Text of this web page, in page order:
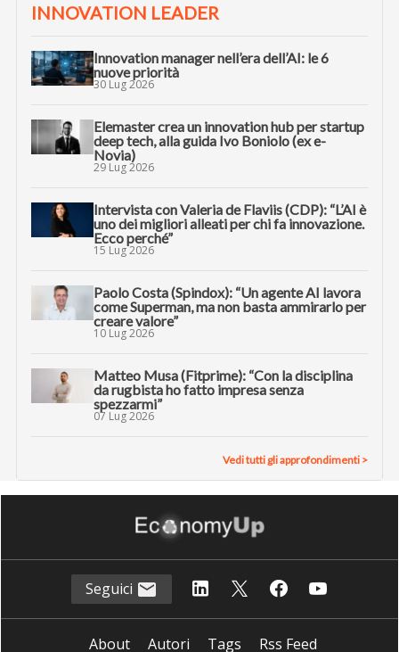
INNOVATION LEADER
Innovation manager nell’era dell’AI: le 6
nuove priorità
30 Lug 2026
Elemaster crea un innovation hub per startup
deep tech, alla guida Ivo Boniolo (ex e-
Novia)
29 Lug 2026
Intervista con Valeria de Flaviis (CDP): “L’AI è
uno dei migliori alleati per chi fa innovazione.
Ecco perché”
15 Lug 2026
Paolo Costa (Spindox): “Un agente AI lavora
come Superman, ma non basta ammirarlo per
creare valore”
10 Lug 2026
Matteo Musa (Fitprime): “Con la disciplina
da rugbista ho fatto impresa senza
spezzarmi”
07 Lug 2026
Vedi tutti gli approfondimenti >
Seguici
About Autori Tags Rss Feed